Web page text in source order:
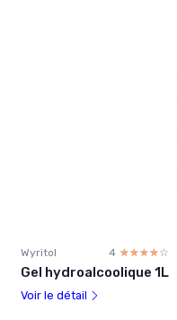
Wyritol 4 ☆☆☆☆☆
★★★★★
Gel hydroalcoolique 1L
Voir le détail